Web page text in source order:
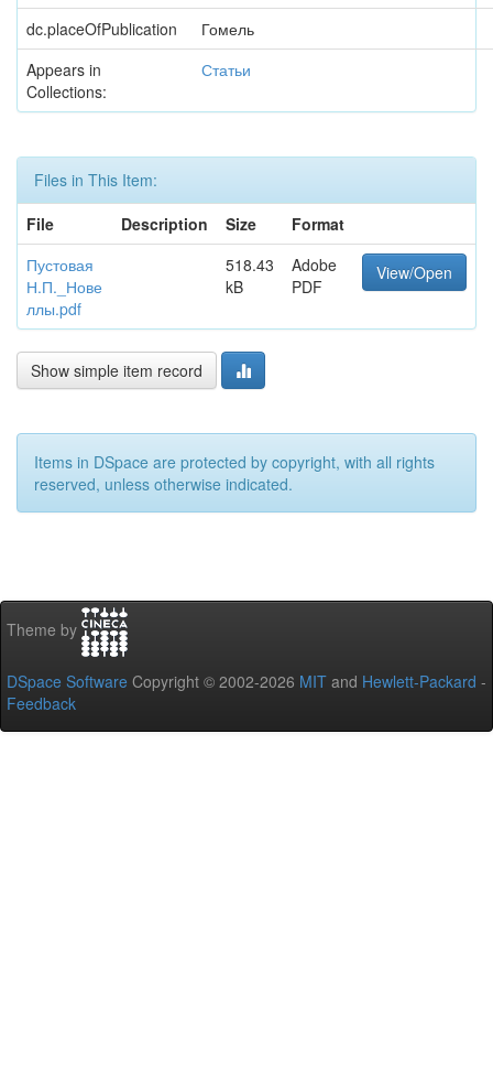
dc.placeOfPublication
Гомель
Appears in
Collections:
Статьи
Files in This Item:
File
Description Size
Format
Пустовая
Н.П._Нове
ллы.pdf
518.43
kB
Adobe
PDF
View/Open
Show simple item record
Items in DSpace are protected by copyright, with all rights
reserved, unless otherwise indicated.
Theme by
DSpace Software Copyright © 2002-2026 MIT and Hewlett-Packard -
Feedback